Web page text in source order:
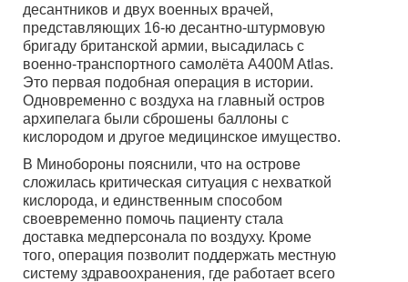
десантников и двух военных врачей,
представляющих 16-ю десантно-штурмовую
бригаду британской армии, высадилась с
военно-транспортного самолёта A400M Atlas.
Это первая подобная операция в истории.
Одновременно с воздуха на главный остров
архипелага были сброшены баллоны с
кислородом и другое медицинское имущество.
В Минобороны пояснили, что на острове
сложилась критическая ситуация с нехваткой
кислорода, и единственным способом
своевременно помочь пациенту стала
доставка медперсонала по воздуху. Кроме
того, операция позволит поддержать местную
систему здравоохранения, где работает всего